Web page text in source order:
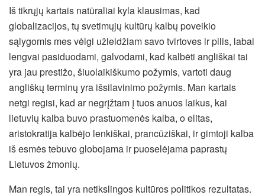
Iš tikrųjų kartais natūraliai kyla klausimas, kad
globalizacijos, tų svetimųjų kultūrų kalbų poveikio
sąlygomis mes vėlgi užleidžiam savo tvirtoves ir pilis, labai
lengvai pasiduodami, galvodami, kad kalbėti angliškai tai
yra jau prestižo, šiuolaikiškumo požymis, vartoti daug
angliškų terminų yra išsilavinimo požymis. Man kartais
netgi regisi, kad ar negrįžtam į tuos anuos laikus, kai
lietuvių kalba buvo prastuomenės kalba, o elitas,
aristokratija kalbėjo lenkiškai, prancūziškai, ir gimtoji kalba
iš esmės tebuvo globojama ir puoselėjama paprastų
Lietuvos žmonių.
Man regis, tai yra netikslingos kultūros politikos rezultatas.